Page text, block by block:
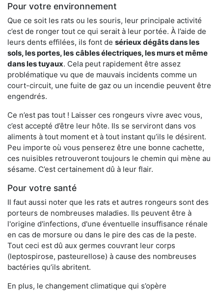
Pour votre environnement
Que ce soit les rats ou les souris, leur principale activité
c’est de ronger tout ce qui serait à leur portée. À l’aide de
leurs dents effilées, ils font de sérieux dégâts dans les
sols, les portes, les câbles électriques, les murs et même
dans les tuyaux. Cela peut rapidement être assez
problématique vu que de mauvais incidents comme un
court-circuit, une fuite de gaz ou un incendie peuvent être
engendrés.
Ce n’est pas tout ! Laisser ces rongeurs vivre avec vous,
c’est accepté d’être leur hôte. Ils se serviront dans vos
aliments à tout moment et à tout instant qu’ils le désirent.
Peu importe où vous penserez être une bonne cachette,
ces nuisibles retrouveront toujours le chemin qui mène au
sésame. C’est certainement dû à leur flair.
Pour votre santé
Il faut aussi noter que les rats et autres rongeurs sont des
porteurs de nombreuses maladies. Ils peuvent être à
l'origine d'infections, d'une éventuelle insuffisance rénale
en cas de morsure ou dans le pire des cas de la peste.
Tout ceci est dû aux germes couvrant leur corps
(leptospirose, pasteurellose) à cause des nombreuses
bactéries qu’ils abritent.
En plus, le changement climatique qui s’opère